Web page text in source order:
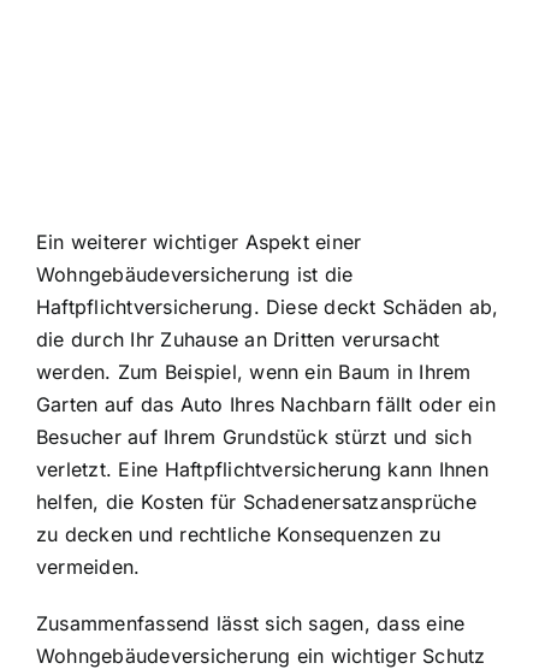
Ein weiterer wichtiger Aspekt einer
Wohngebäudeversicherung ist die
Haftpflichtversicherung. Diese deckt Schäden ab,
die durch Ihr Zuhause an Dritten verursacht
werden. Zum Beispiel, wenn ein Baum in Ihrem
Garten auf das Auto Ihres Nachbarn fällt oder ein
Besucher auf Ihrem Grundstück stürzt und sich
verletzt. Eine Haftpflichtversicherung kann Ihnen
helfen, die Kosten für Schadenersatzansprüche
zu decken und rechtliche Konsequenzen zu
vermeiden.
Zusammenfassend lässt sich sagen, dass eine
Wohngebäudeversicherung ein wichtiger Schutz